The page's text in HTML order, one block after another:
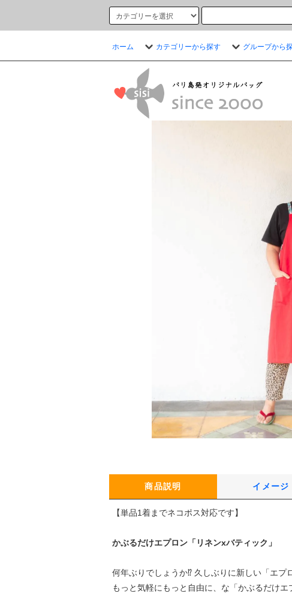
ホーム カテゴリーから探す グループから
商品説明 イメージ
【単品1着までネコポス対応です】
かぶるだけエプロン「リネンxバティック」
何年ぶりでしょうか⁉︎ 久しぶりに新しい「エプ
もっと気軽にもっと自由に、な「かぶるだけエ